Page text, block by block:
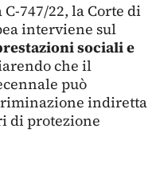
747/22, la Corte di
interviene sul
sociali e
che il
può
indiretta
di protezione